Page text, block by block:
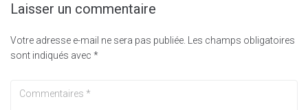
Laisser un commentaire
Votre adresse e-mail ne sera pas publiée.
Les champs obligatoires
sont indiqués avec *